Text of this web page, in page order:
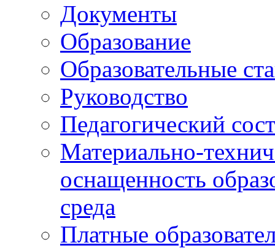
Документы
Образование
Образовательные
Руководство
Педагогический
Материально-
оснащенность
среда
Платные